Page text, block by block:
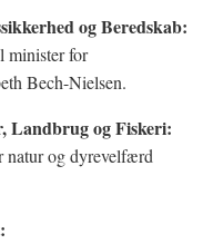
og Beredskab:
minister for
Bech-Nielsen.
Landbrug og Fiskeri:
natur og dyrevelfærd